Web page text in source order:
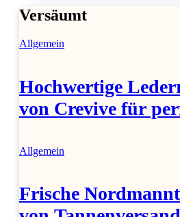
Versäumt
Allgemein
Hochwertige
von Crevive für
Allgemein
Frische